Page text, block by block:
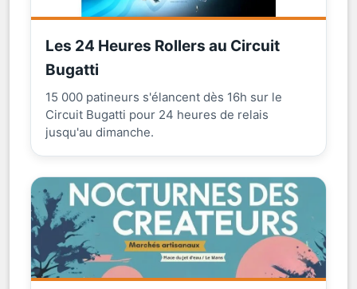
Les 24 Heures Rollers au Circuit
Bugatti
15 000 patineurs s'élancent dès 16h sur le
Circuit Bugatti pour 24 heures de relais
jusqu'au dimanche.